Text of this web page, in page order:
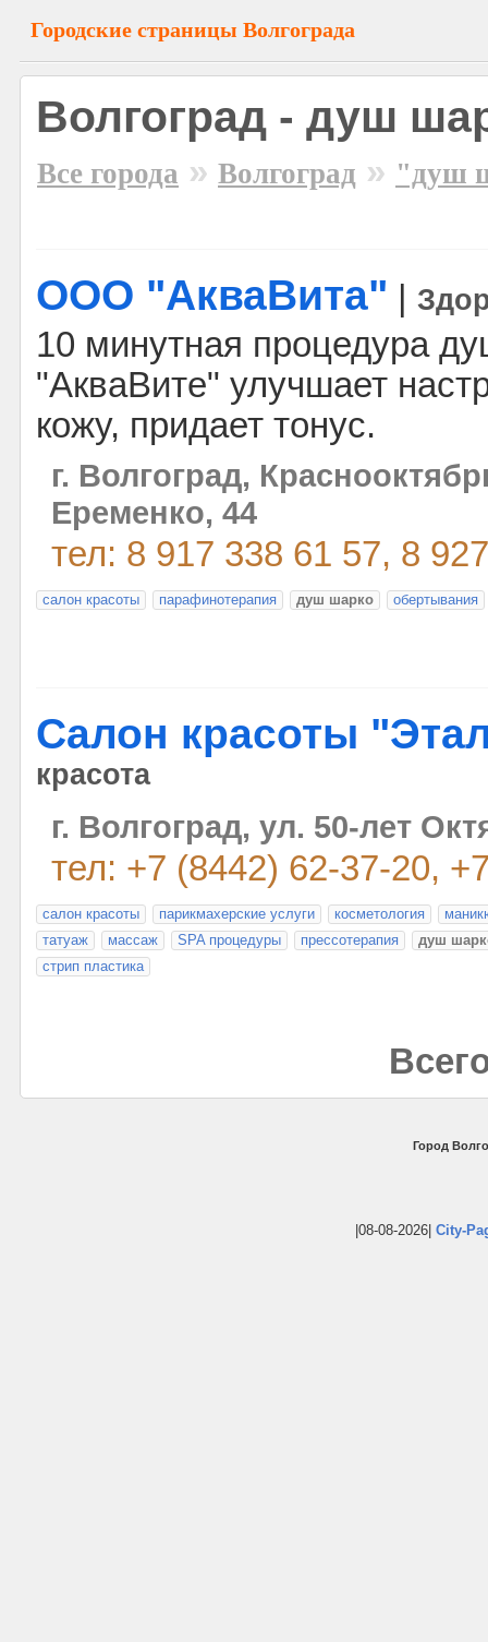
Городские страницы Волгограда
Волгоград - душ
Все города » Волгоград » "душ
ООО "АкваВита"
10 минутная процедура
"АкваВите" улучшает
кожу, придает тонус.
г. Волгоград,
Еременко, 44
тел: 8 917 338 61 57, 8
салон красоты парафинотерапия душ шарко обертывания
Cалон красоты
красота
г. Волгоград, ул. 50-лет
тел: +7 (8442) 62-37-20,
салон красоты парикмахерские услуги косметология
татуаж
массаж SPA процедуры прессотерапия
душ
стрип пластика
Город
|08-08-2026| City-